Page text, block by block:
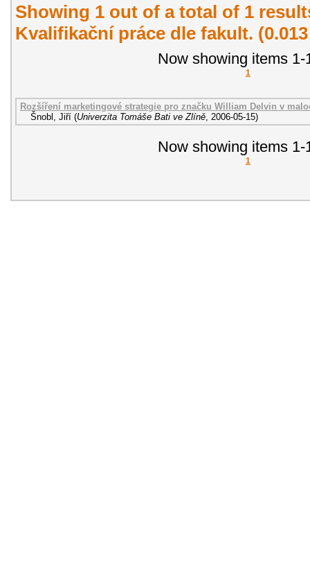
Showing 1 out of a total of 1
Kvalifikační práce dle fakult.
Now showing items 1-
1
Rozšíření marketingové strategie pro značku William Delvin v
Šnobl, Jiří (Univerzita Tomáše Bati ve Zlíně 2006-05-15)
Now showing items 1-
1